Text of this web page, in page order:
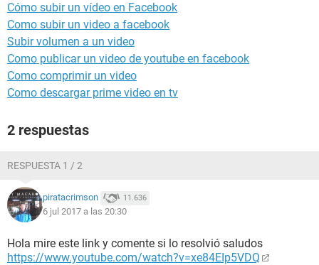
Cómo subir un vídeo en Facebook
Como subir un video a facebook
Subir volumen a un video
Como publicar un video de youtube en facebook
Como comprimir un video
Como descargar prime video en tv
2 respuestas
RESPUESTA 1 / 2
piratacrimson 11.636
6 jul 2017 a las 20:30
Hola mire este link y comente si lo resolvió saludos
https://www.youtube.com/watch?v=xe84EIp5VDQ